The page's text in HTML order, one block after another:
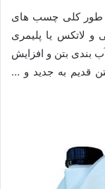
طور کلی چسب‌ های
لاتکس یا پلیمری
بندی بتن و افزایش
قدیم به جدید و …